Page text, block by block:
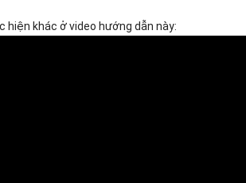
khác ở video hướng dẫn này: